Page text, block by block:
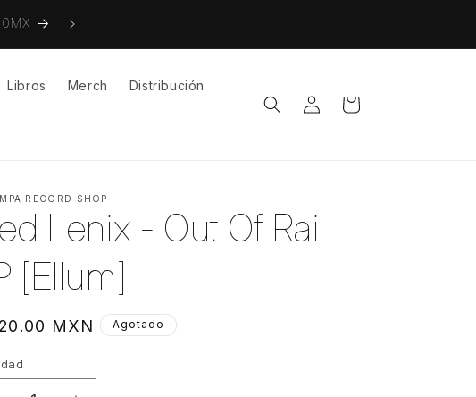
Libros Merch Distribución
Iniciar
sesión
Carrito
RECORD SHOP
Lenix - Out Of Rail
[Ellum]
MXN Agotado